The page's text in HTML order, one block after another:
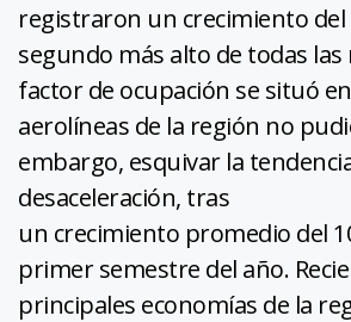
registraron un crecimiento del
segundo más alto de todas las
factor de ocupación se situó en
aerolíneas de la región no
embargo, esquivar la
desaceleración, tras
un crecimiento promedio del
primer semestre del año.
principales economías de la